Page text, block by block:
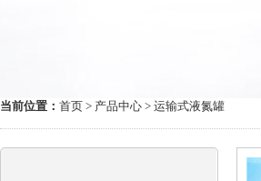
当前位置： 首页 > 产品中心 > 运输式液氮罐